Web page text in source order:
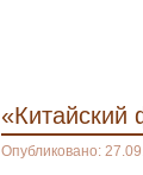
«Китайский
Опубликовано: